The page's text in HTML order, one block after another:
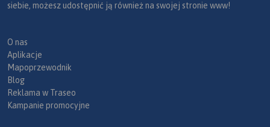
siebie, możesz udostępnić ją również na swojej stronie www!
O nas
Aplikacje
Mapoprzewodnik
Blog
Reklama w Traseo
Kampanie promocyjne